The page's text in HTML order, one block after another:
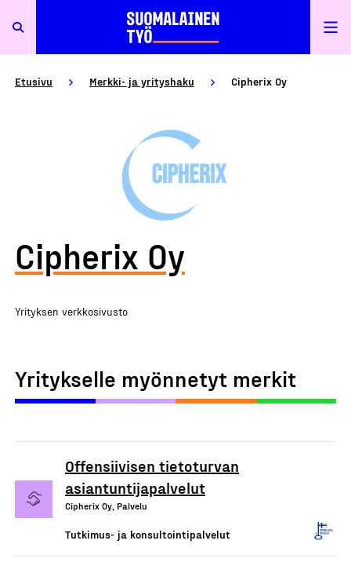
Etusivu Merkki- ja yrityshaku Cipherix Oy
Cipherix Oy
Yrityksen verkkosivusto
Yritykselle myönnetyt merkit
Offensiivisen tietoturvan
asiantuntijapalvelut
Cipherix Oy, Palvelu
Tutkimus- ja konsultointipalvelut